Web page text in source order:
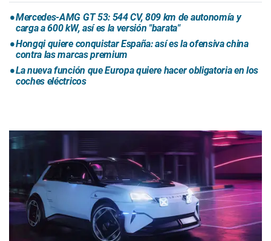
Mercedes-AMG GT 53: 544 CV, 809 km de autonomía y
carga a 600 kW, así es la versión "barata"
Hongqi quiere conquistar España: así es la ofensiva china
contra las marcas premium
La nueva función que Europa quiere hacer obligatoria en los
coches eléctricos